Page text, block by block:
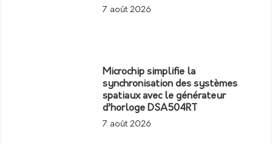
7 août 2026
Microchip simplifie la
synchronisation des systèmes
spatiaux avec le générateur
d’horloge DSA504RT
7 août 2026